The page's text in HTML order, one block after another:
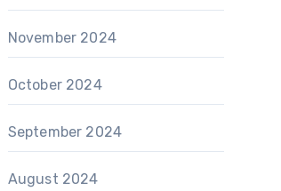
November 2024
October 2024
September 2024
August 2024